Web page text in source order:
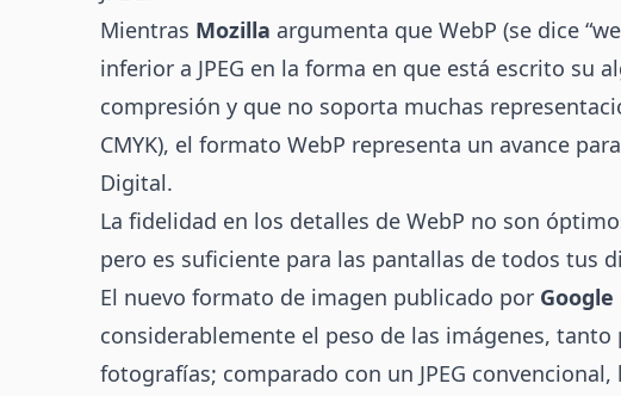
Mientras Mozilla argumenta que WebP (se dice
inferior a JPEG en la forma en que está escrito su
compresión y que no soporta muchas
CMYK), el formato WebP representa un avance
Digital.
La fidelidad en los detalles de WebP no son
pero es suficiente para las pantallas de todos tus
El nuevo formato de imagen publicado por Google
considerablemente el peso de las imágenes, tanto
fotografías; comparado con un JPEG convencional,